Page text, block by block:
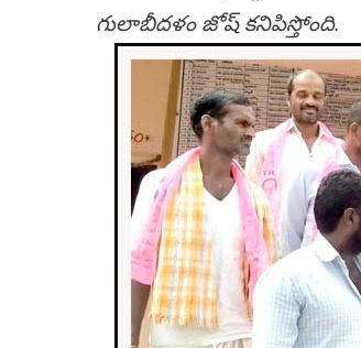
గులాబీద‌ళం జోష్ క‌నిపిస్తోంది.